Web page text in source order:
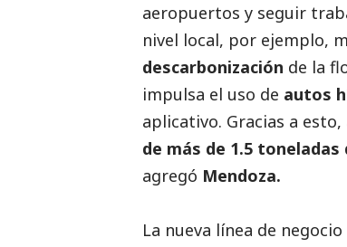
aeropuertos y seguir
nivel local, por ejemplo,
descarbonización de la
impulsa el uso de autos
aplicativo. Gracias a
de más de 1.5 toneladas
agregó Mendoza.
La nueva línea de negocio